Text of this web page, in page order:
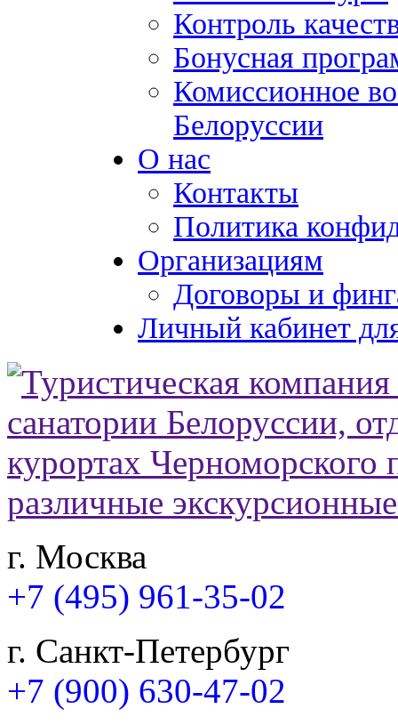
Контроль
Бонусная
Комиссионное
Белоруссии
О нас
Контакты
Политика
Организациям
Договоры и
Личный кабинет
г. Москва
+7 (495) 961-35-02
г. Санкт-Петербург
+7 (900) 630-47-02